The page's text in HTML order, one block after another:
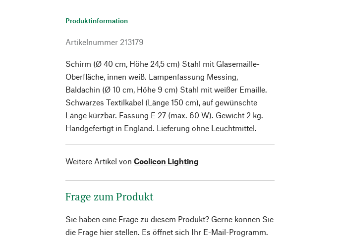
Produktinformation
Artikelnummer 213179
Schirm (Ø 40 cm, Höhe 24,5 cm) Stahl mit Glasemaille-
Oberfläche, innen weiß. Lampenfassung Messing,
Baldachin (Ø 10 cm, Höhe 9 cm) Stahl mit weißer Emaille.
Schwarzes Textilkabel (Länge 150 cm), auf gewünschte
Länge kürzbar. Fassung E 27 (max. 60 W). Gewicht 2 kg.
Handgefertigt in England. Lieferung ohne Leuchtmittel.
Weitere Artikel von Coolicon Lighting
Frage zum Produkt
Sie haben eine Frage zu diesem Produkt? Gerne können Sie
die Frage hier stellen. Es öffnet sich Ihr E-Mail-Programm.